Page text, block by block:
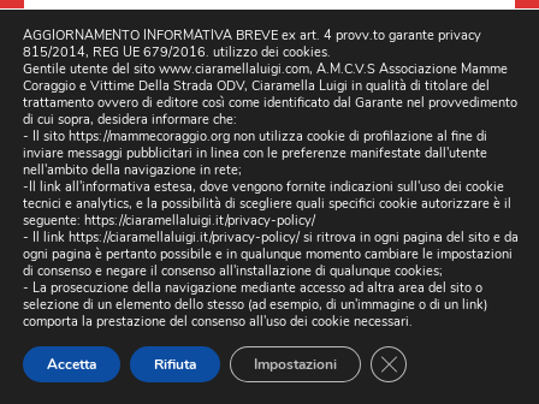
ESCLUSIVA. BUCHE E VORAGINI A MARANO E GIUGLIANO, IL
CONTENUTO DELLE RELAZIONI DEL MINISTERO DELLE
INFRASTRUTTURE E DEI TRASPORTI DOPO I SOPRALLUOGHI:
CRITICITÀ E PRIMI INTERVENTI19 MARZO 2026
06/03/2026 DUE CAMION DELLA RACCOLTA RIFIUTI DI
TRENTOLA DUCENTA FANNO TRASBORDO IN STRADA A
LUSCIANO.6 MARZO 2026
STRADE DISSESTATE, BLITZ DEGLI ISPETTORI MINISTERIALI
ANCHE A GIUGLIANO
AGGIORNAMENTO INFORMATIVA BREVE ex art. 4 provv.to garante privacy
815/2014, REG UE 679/2016. utilizzo dei cookies.
Gentile utente del sito www.ciaramellaluigi.com, A.M.C.V.S Associazione Mamme
Coraggio e Vittime Della Strada ODV, Ciaramella Luigi in qualità di titolare del
trattamento ovvero di editore così come identificato dal Garante nel provvedimento
di cui sopra, desidera informare che:
- Il sito https://mammecoraggio.org non utilizza cookie di profilazione al fine di
inviare messaggi pubblicitari in linea con le preferenze manifestate dall'utente
nell'ambito della navigazione in rete;
-Il link all'informativa estesa, dove vengono fornite indicazioni sull'uso dei cookie
tecnici e analytics, e la possibilità di scegliere quali specifici cookie autorizzare è il
seguente: https://ciaramellaluigi.it/privacy-policy/
- Il link https://ciaramellaluigi.it/privacy-policy/si ritrova in ogni pagina del sito e da
ogni pagina è pertanto possibile e in qualunque momento cambiare le impostazioni
di consenso e negare il consenso all'installazione di qualunque cookies;
- La prosecuzione della navigazione mediante accesso ad altra area del sito o
selezione di un elemento dello stesso (ad esempio, di un'immagine o di un link)
comporta la prestazione del consenso all'uso dei cookie necessari.
Accetta Rifiuta Impostazioni CLOSE GDPR